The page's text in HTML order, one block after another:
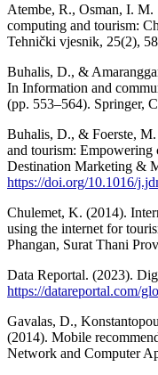
Atembe, R., Osman, I.
computing and tourism:
Tehnički vjesnik, 25(2),
Buhalis, D., &
In Information and
(pp. 553–564). Springer,
Buhalis, D., & Foerste,
and tourism: Empowering
Destination Marketing &
https://doi.org/10.1016/
Chulemet, K. (2014).
using the internet for
Phangan, Surat Thani
Data Reportal. (2023).
https://datareportal.com/
Gavalas, D.,
(2014). Mobile
Network and Computer